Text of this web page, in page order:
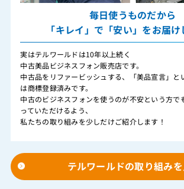
毎日使うものだから
「キレイ」で「安い」をお届け
実はテルワールドは10年以上続く
中古美品ビジネスフォン販売店です。
中古品をリファービッシュする、「美品宣言」と
は商標登録済みです。
中古のビジネスフォンを使うのが不安という方で
っていただけるよう、
私たちの取り組みを少しだけご紹介します！
テルワールドの取り組み